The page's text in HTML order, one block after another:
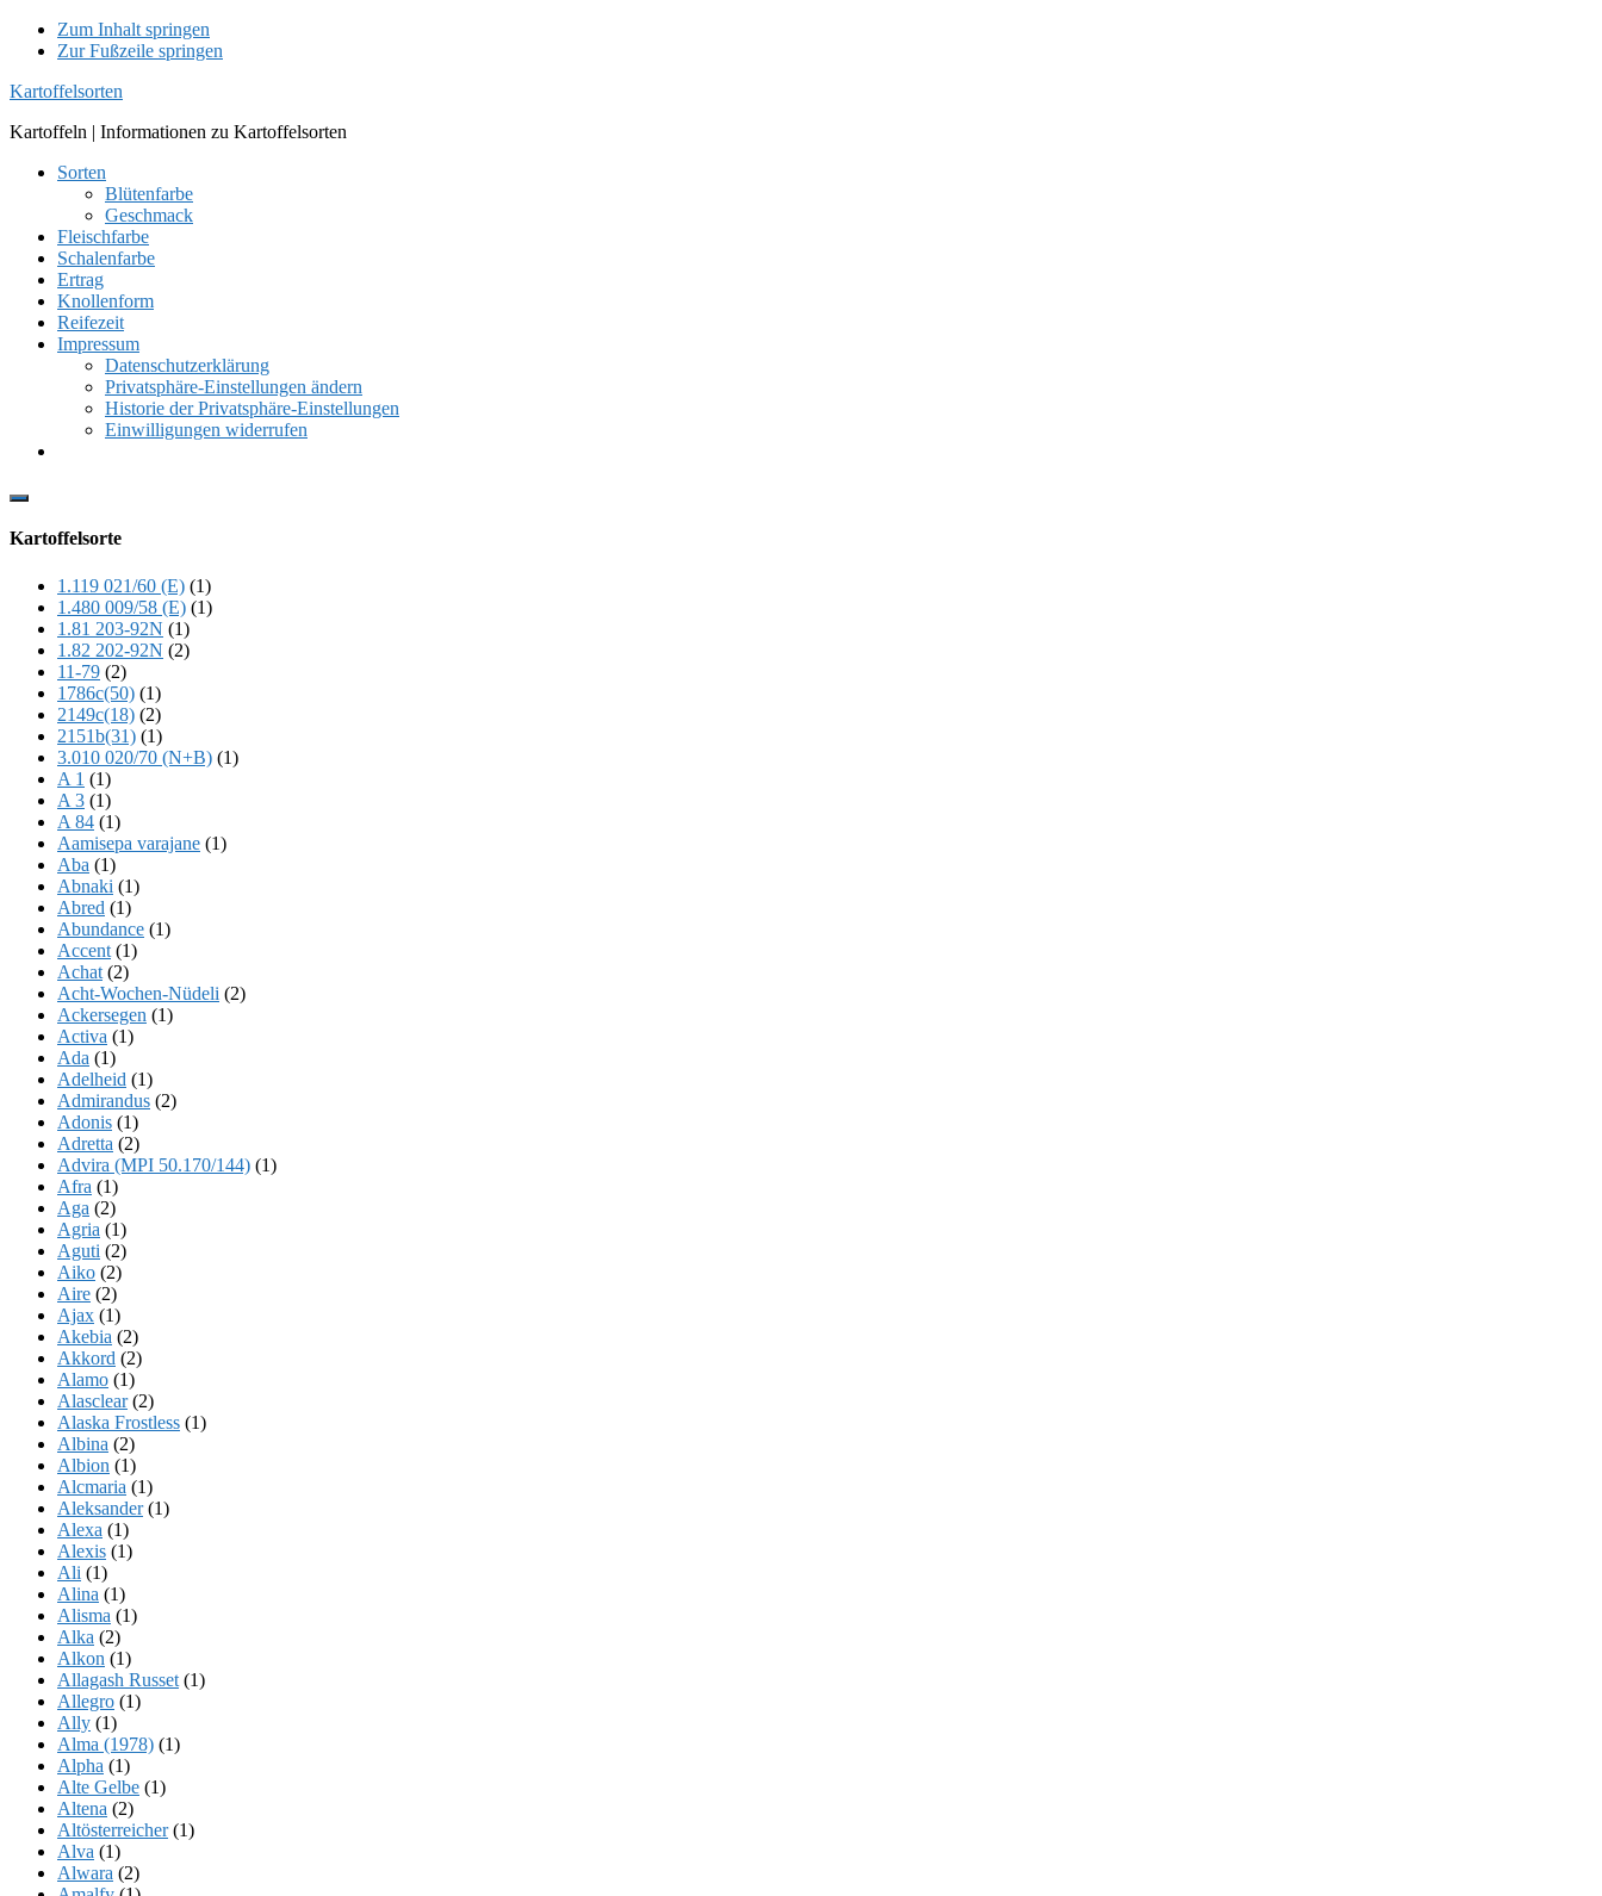
Zum Inhalt springen
Zur Fußzeile springen
Kartoffelsorten
Kartoffeln | Informationen zu Kartoffelsorten
Sorten
Blütenfarbe
Geschmack
Fleischfarbe
Schalenfarbe
Ertrag
Knollenform
Reifezeit
Impressum
Datenschutzerklärung
Privatsphäre-Einstellungen ändern
Historie der Privatsphäre-Einstellungen
Einwilligungen widerrufen
Show
Content
Kartoffelsorte
1.119 021/60 (E) (1)
1.480 009/58 (E) (1)
1.81 203-92N (1)
1.82 202-92N (2)
11-79 (2)
1786c(50) (1)
2149c(18) (2)
2151b(31) (1)
3.010 020/70 (N+B) (1)
A 1 (1)
A 3 (1)
A 84 (1)
Aamisepa varajane (1)
Aba (1)
Abnaki (1)
Abred (1)
Abundance (1)
Accent (1)
Achat (2)
Acht-Wochen-Nüdeli (2)
Ackersegen (1)
Activa (1)
Ada (1)
Adelheid (1)
Admirandus (2)
Adonis (1)
Adretta (2)
Advira (MPI 50.170/144) (1)
Afra (1)
Aga (2)
Agria (1)
Aguti (2)
Aiko (2)
Aire (2)
Ajax (1)
Akebia (2)
Akkord (2)
Alamo (1)
Alasclear(2)
Alaska Frostless (1)
Albina (2)
Albion (1)
Alcmaria (1)
Aleksander(1)
Alexa (1)
Alexis (1)
Ali (1)
Alina (1)
Alisma (1)
Alka (2)
Alkon (1)
Allagash Russet (1)
Allegro (1)
Ally (1)
Alma (1978) (1)
Alpha (1)
Alte Gelbe (1)
Altena (2)
Altösterreicher(1)
Alva (1)
Alwara (2)